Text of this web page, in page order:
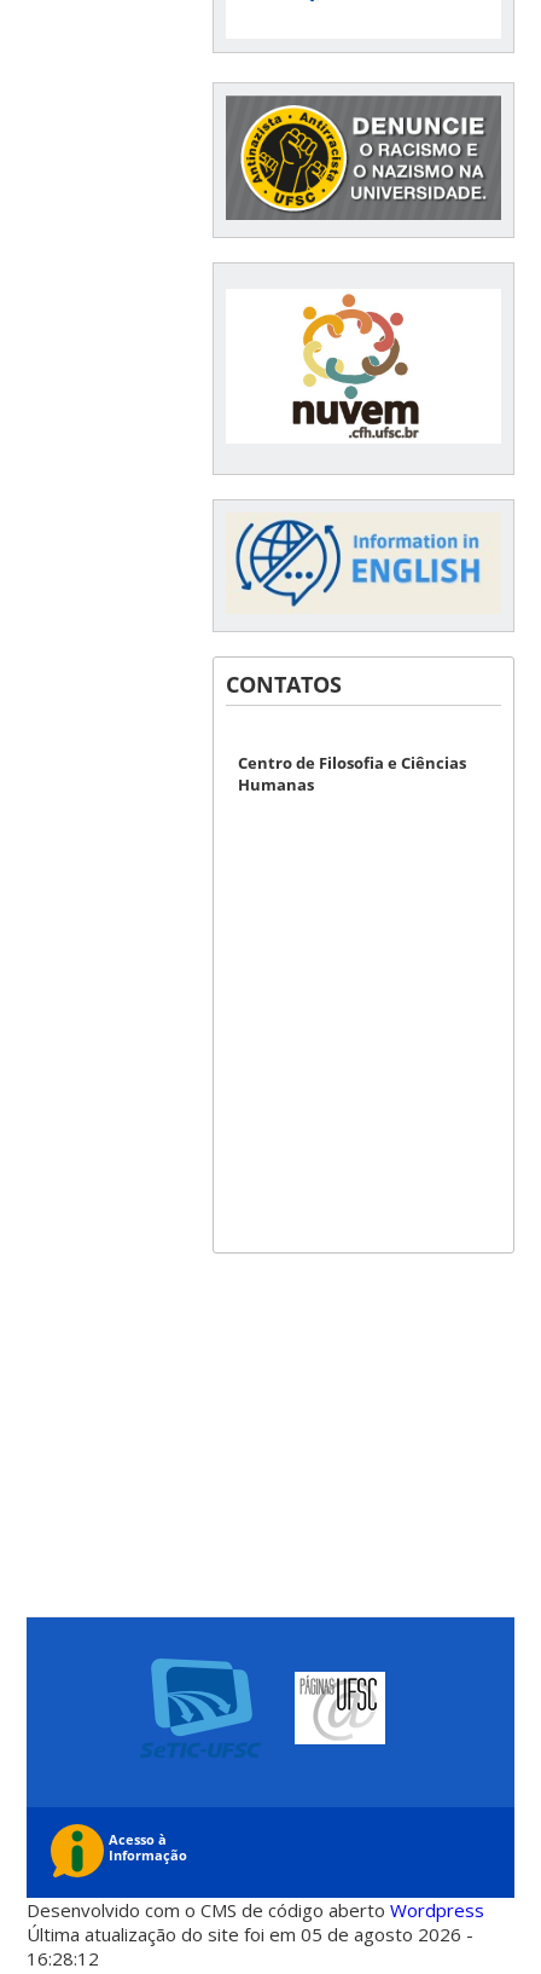
CONTATOS
Centro de Filosofia e Ciências
Humanas
Desenvolvido com o CMS de código abertoWordpress
Última atualização do site foi em 05 de agosto 2026 -
16:28:12